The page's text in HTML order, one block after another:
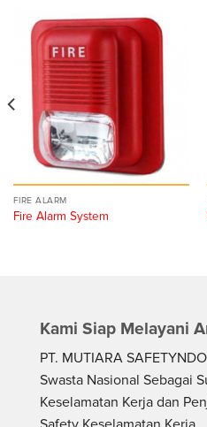
FIRE ALARM
Fire Alarm System
Kami Siap Melayani
PT. MUTIARA
Swasta Nasional Sebagai
Keselamatan Kerja dan